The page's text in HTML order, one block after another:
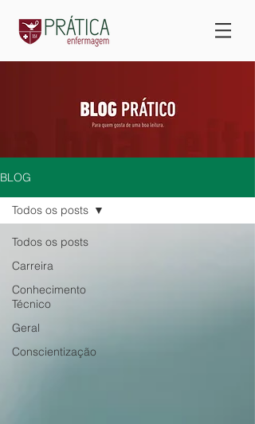
BLOG
Todos os posts
Carreira
Conhecimento
Técnico
Geral
Conscientização
Todos os posts